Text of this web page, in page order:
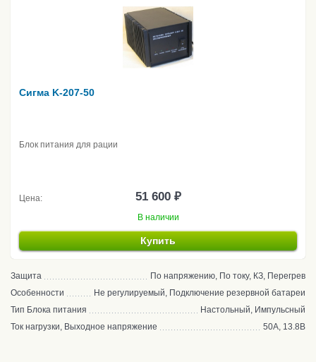
Сигма K-207-50
Блок питания для рации
Цена: 51 600 ₽
В наличии
Купить
Защита
По напряжению, По току, КЗ, Перегрев
Особенности
Не регулируемый, Подключение резервной батареи
Тип Блока питания
Настольный, Импульсный
Ток нагрузки, Выходное напряжение
50А, 13.8В